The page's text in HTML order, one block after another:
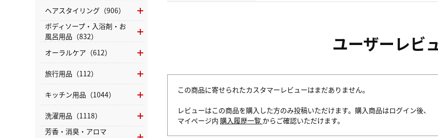
ユーザーレビ
この商品に寄せられたカスタマーレビューはまだありません。
レビューはこの商品を購入した方のみ投稿いただけます。購入商品はログイン後、
マイページ内 購入履歴一覧 からご確認いただけます。
ヘアスタイリング（906）
ボディソープ・入浴剤・お
風呂用品（832）
オーラルケア（612）
旅行用品（112）
キッチン用品（1044）
洗濯用品（1118）
芳香・消臭・アロマ